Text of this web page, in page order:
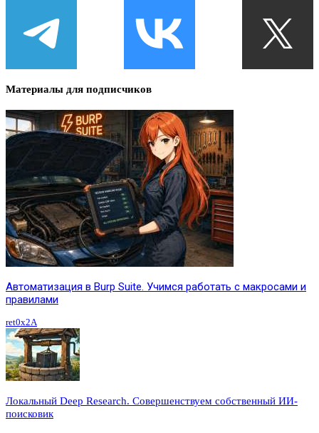
Материалы для подписчиков
Автоматизация в Burp Suite. Учимся работать с макросами и
правилами
ret0x2A
Локальный Deep Research. Совершенствуем собственный ИИ-
поисковик